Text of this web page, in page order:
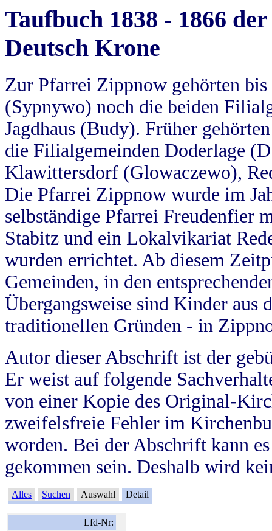
Taufbuch 1838 - 1866
Deutsch Krone
Zur Pfarrei Zippnow gehörten
(Sypnywo) noch die beiden
Jagdhaus (Budy). Früher
die Filialgemeinden Doderlage
Klawittersdorf (Glowaczewo),
Die Pfarrei Zippnow wurde im
selbständige Pfarrei Freudenfier
Stabitz und ein Lokalvikariat
wurden errichtet. Ab diesem
Gemeinden, in den
Übergangsweise sind Kinder aus
traditionellen Gründen - in
Autor dieser Abschrift ist der
Er weist auf folgende
von einer Kopie des Original-
zweifelsfreie Fehler im
worden. Bei der Abschrift kann
gekommen sein. Deshalb wird
Alles Suchen Auswahl Detail
Lfd-Nr: